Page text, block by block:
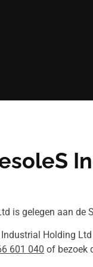
is gelegen aan de
Holding
601 040 of bezoek